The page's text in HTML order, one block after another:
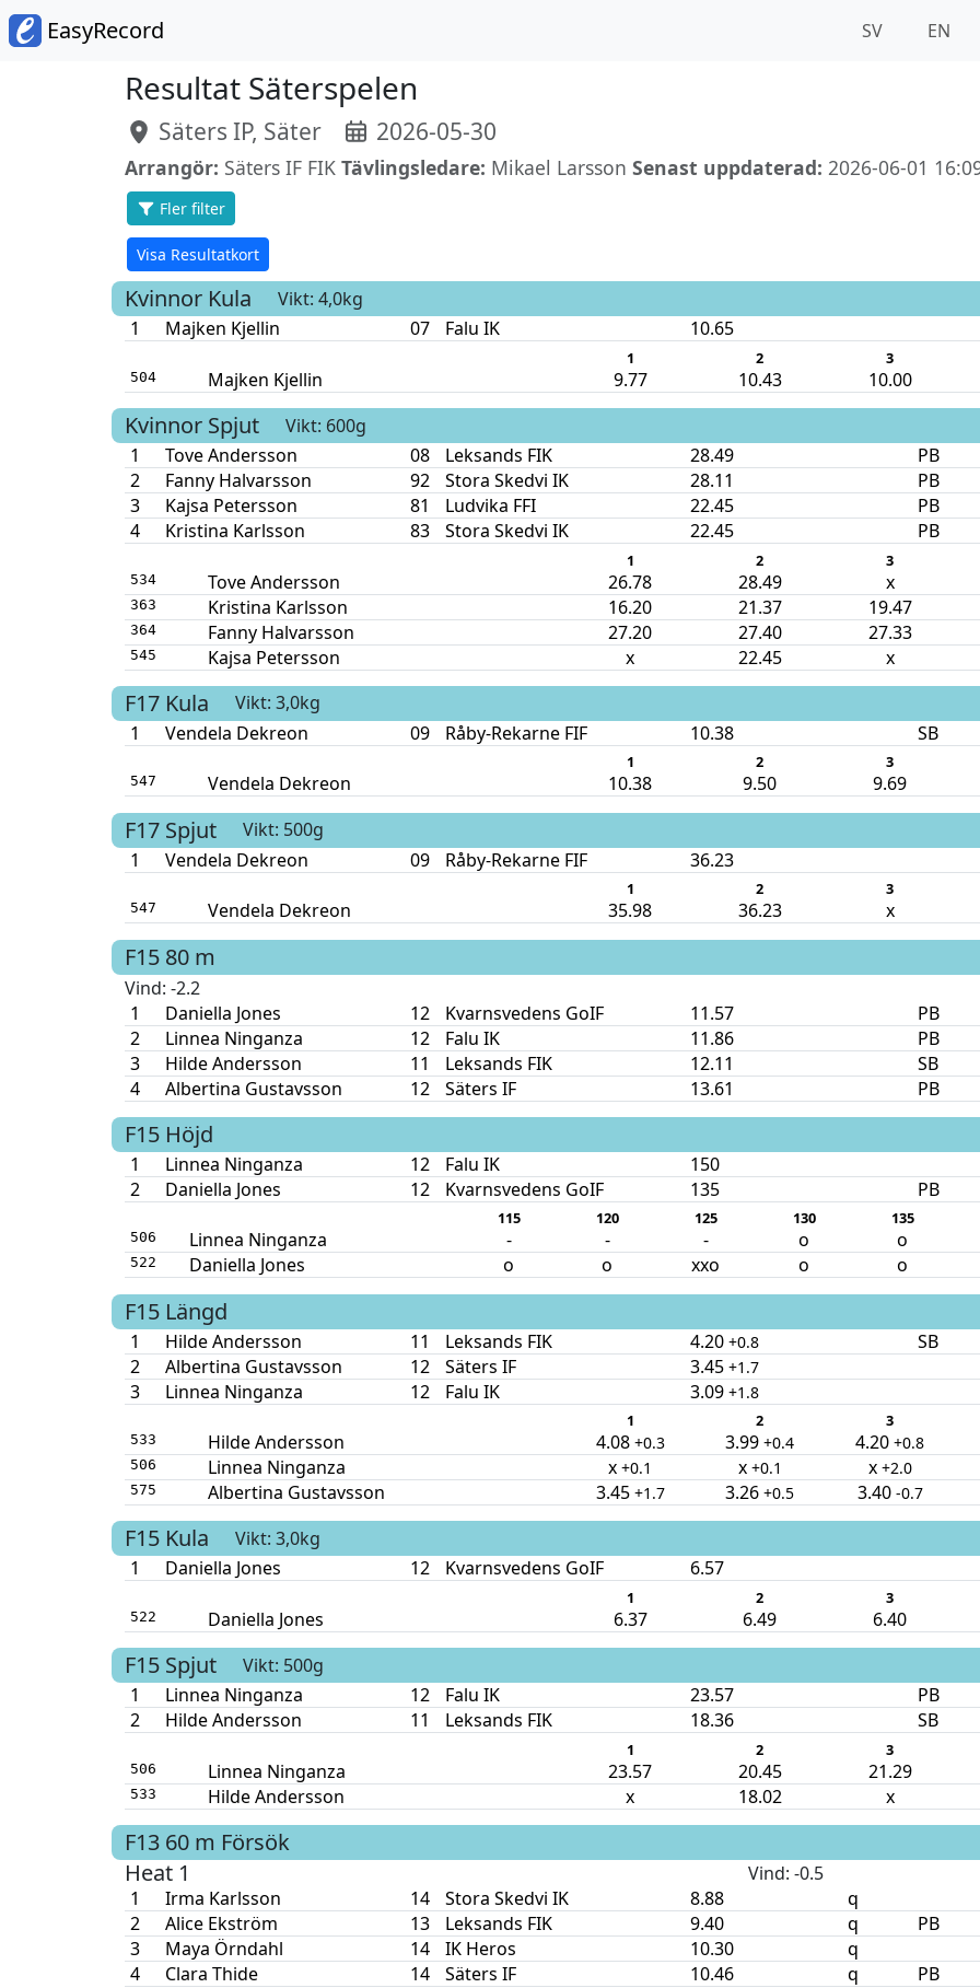
EasyRecord SV EN
Resultat Säterspelen
Säters IP, Säter 2026-05-30
Arrangör: Säters IF FIK Tävlingsledare: Mikael Larsson Senast uppdaterad: 2026-06-01
Fler filter
Visa Resultatkort
Kvinnor Kula Vikt: 4,0kg
1
Majken Kjellin 07 Falu IK 10.65
1 2 3
504 Majken Kjellin 9.77 10.43 10.00
Kvinnor Spjut Vikt: 600g
1
Tove Andersson 08 Leksands FIK 28.49
PB
2
Fanny Halvarsson 92 Stora Skedvi IK 28.11
PB
3
Kajsa Petersson 81 Ludvika FFI 22.45
PB
4
Kristina Karlsson 83 Stora Skedvi IK 22.45 PB
1 2 3
534 Tove Andersson 26.78 28.49 x
363 Kristina Karlsson 16.20 21.37 19.47
364 Fanny Halvarsson 27.20 27.40 27.33
545 Kajsa Petersson x 22.45 x
F17 Kula Vikt: 3,0kg
1
Vendela Dekreon 09 Råby-Rekarne FIF 10.38 SB
1 2 3
547 Vendela Dekreon 10.38 9.50 9.69
F17 Spjut Vikt: 500g
1
Vendela Dekreon 09 Råby-Rekarne FIF 36.23
1 2 3
547 Vendela Dekreon 35.98 36.23 x
F15 80 m
Vind: -2.2
1
Daniella Jones 12 Kvarnsvedens GoIF 11.57
PB
2
Linnea Ninganza 12 Falu IK 11.86
PB
3
Hilde Andersson 11 Leksands FIK 12.11
SB
4
Albertina Gustavsson 12 Säters IF 13.61 PB
F15 Höjd
1
Linnea Ninganza 12 Falu IK
150
2
Daniella Jones 12 Kvarnsvedens GoIF 135 PB
115 120 125 130 135
506 Linnea Ninganza - - - o o
522 Daniella Jones o o xxo o o
F15 Längd
1
Hilde Andersson 11 Leksands FIK 4.20 +0.8
SB
2
Albertina Gustavsson 12 Säters IF 3.45 +1.7
3 Linnea Ninganza 12 Falu IK 3.09 +1.8
1 2 3
533 Hilde Andersson 4.08 +0.3 3.99 +0.4 4.20 +0.8
506 Linnea Ninganza x +0.1 x +0.1 x +2.0
575 Albertina Gustavsson 3.45 +1.7 3.26 +0.5 3.40 -0.7
F15 Kula Vikt: 3,0kg
1
Daniella Jones 12 Kvarnsvedens GoIF 6.57
1 2 3
522 Daniella Jones 6.37 6.49 6.40
F15 Spjut Vikt: 500g
1
Linnea Ninganza 12 Falu IK 23.57
PB
2
Hilde Andersson 11 Leksands FIK 18.36 SB
1 2 3
506 Linnea Ninganza 23.57 20.45 21.29
533 Hilde Andersson x 18.02 x
F13 60 m Försök
Heat 1 Vind: -0.5
1
Irma Karlsson 14 Stora Skedvi IK 8.88
q
2
Alice Ekström 13 Leksands FIK 9.40 q
PB
3
Maya Örndahl 14 IK Heros 10.30
q
4
Clara Thide 14 Säters IF 10.46 q PB